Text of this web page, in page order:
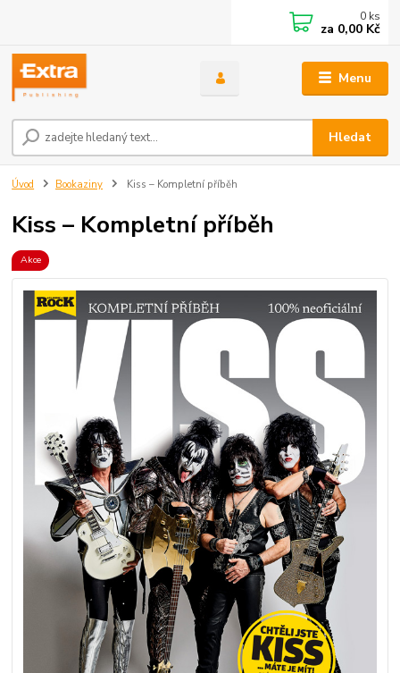
Menu
Hledat
0 ks
za 0,00 Kč
Úvod Bookaziny Kiss – Kompletní příběh
Kiss – Kompletní příběh
Akce